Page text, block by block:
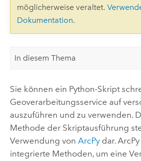
möglicherweise veraltet.
Dokumentation.
In diesem Thema
Sie können ein Python-Skript
Geoverarbeitungsservice auf
auszuführen und zu verwenden.
Methode der Skriptausführung
Verwendung von ArcPydar.
integrierte Methoden, um eine